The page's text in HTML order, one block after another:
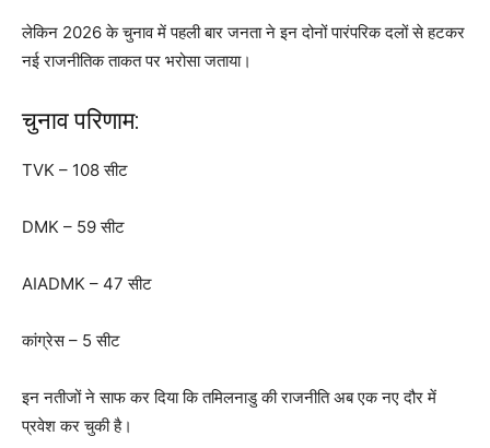
लेकिन 2026 के चुनाव में पहली बार जनता ने इन दोनों पारंपरिक दलों से हटकर
नई राजनीतिक ताकत पर भरोसा जताया।
चुनाव परिणाम:
TVK – 108 सीट
DMK – 59 सीट
AIADMK – 47 सीट
कांग्रेस – 5 सीट
इन नतीजों ने साफ कर दिया कि तमिलनाडु की राजनीति अब एक नए दौर में
प्रवेश कर चुकी है।